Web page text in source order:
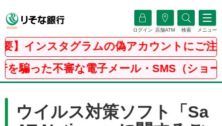
ログイン 店舗ATM 検索 メニュー
】インスタグラムの偽アカウントにご注
騙った不審な電子メール・SMS（ショー
ウイルス対策ソフト「Sa